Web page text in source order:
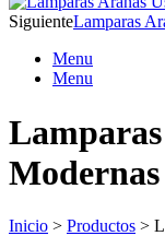
SiguienteLamparas
Menu
Menu
Modernas
Inicio > Productos >